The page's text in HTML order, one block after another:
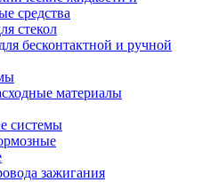
средства
стекол
бесконтактной и ручной
материалы
системы
зажигания